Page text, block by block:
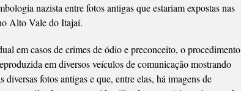
nazista entre fotos antigas que estariam expostas nas
Alto Vale do Itajaí.
em casos de crimes de ódio e preconceito, o procedimento
em diversos veículos de comunicação mostrando
fotos antigas e que, entre elas, há imagens de